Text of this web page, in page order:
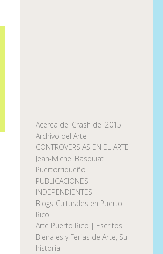
Acerca del Crash del 2015
Archivo del Arte
CONTROVERSIAS EN EL ARTE
Jean-Michel Basquiat
Puertorriqueño
PUBLICACIONES
INDEPENDIENTES
Blogs Culturales en Puerto
Rico
Arte Puerto Rico | Escritos
Bienales y Ferias de Arte, Su
historia